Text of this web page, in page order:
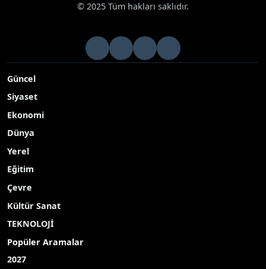
Sağlık Kanser araştırmalarının geleceği ALIS26’da
masaya yatırıldı
Acıbadem Üniversitesi Tıp Fakültesi öğrencilerince bu yıl
oldu
Yayınlanma Tarihi: 18.05.2026 09:36